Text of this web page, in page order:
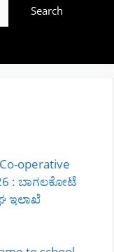
Search
operative
: ಬಾಗಲಕೋಟೆ
ಇಲಾಖೆ